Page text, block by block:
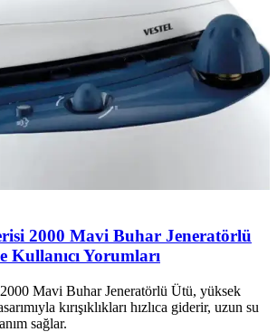
2000 Mavi Buhar Jeneratörlü
Kullanıcı Yorumları
Mavi Buhar Jeneratörlü Ütü, yüksek
kırışıklıkları hızlıca giderir, uzun su
sağlar.